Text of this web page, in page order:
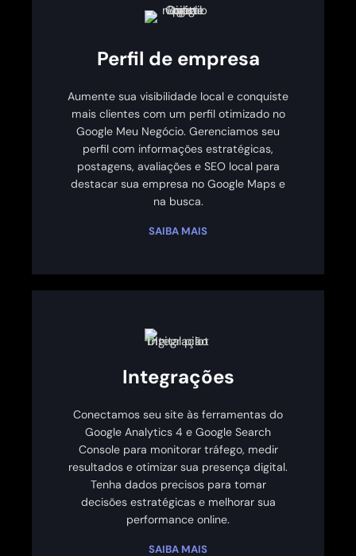
Perfil de empresa
Aumente sua visibilidade local e conquiste
mais clientes com um perfil otimizado no
Google Meu Negócio. Gerenciamos seu
perfil com informações estratégicas,
postagens, avaliações e SEO local para
destacar sua empresa no Google Maps e
na busca.
SAIBA MAIS
Integrações
Conectamos seu site às ferramentas do
Google Analytics 4 e Google Search
Console para monitorar tráfego, medir
resultados e otimizar sua presença digital.
Tenha dados precisos para tomar
decisões estratégicas e melhorar sua
performance online.
SAIBA MAIS